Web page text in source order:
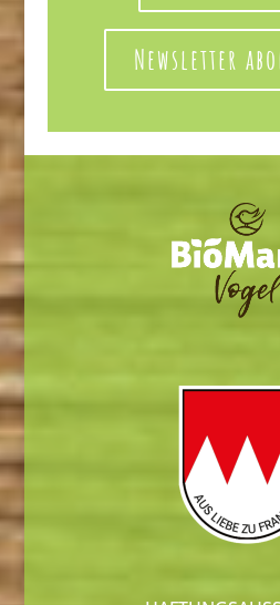
Newsletter